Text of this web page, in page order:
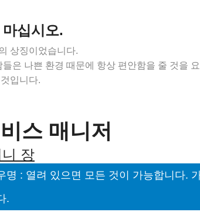
십시오.
상징이었습니다.
은 나쁜 환경 때문에 항상 편안함을 줄 것을
입니다.
스 매니저
장
명 : 열려 있으면 모든 것이 가능합니다.
.